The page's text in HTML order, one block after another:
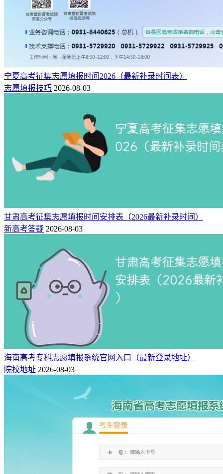
宁夏高考征集志愿填报时间2026（最新补录时间表）
志愿填报技巧 2026-08-03
甘肃高考征集志愿填报时间安排表（2026最新补录时间）
新高考答疑 2026-08-03
海南高考专科志愿填报系统官网入口（最新登录地址）
院校地址 2026-08-03